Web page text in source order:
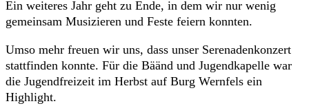
Ein weiteres Jahr geht zu Ende, in dem wir nur wenig
gemeinsam Musizieren und Feste feiern konnten.
Umso mehr freuen wir uns, dass unser Serenadenkonzert
stattfinden konnte. Für die Bäänd und Jugendkapelle war
die Jugendfreizeit im Herbst auf Burg Wernfels ein
Highlight.